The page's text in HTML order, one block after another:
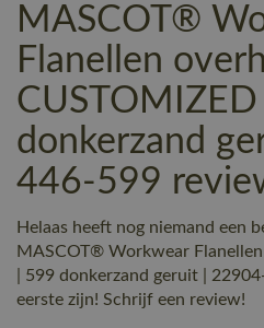
MASCOT®
Flanellen
donkerzand
446-599
Helaas heeft nog niemand een
MASCOT® Workwear
| 599 donkerzand geruit |
eerste zijn! Schrijf een review!